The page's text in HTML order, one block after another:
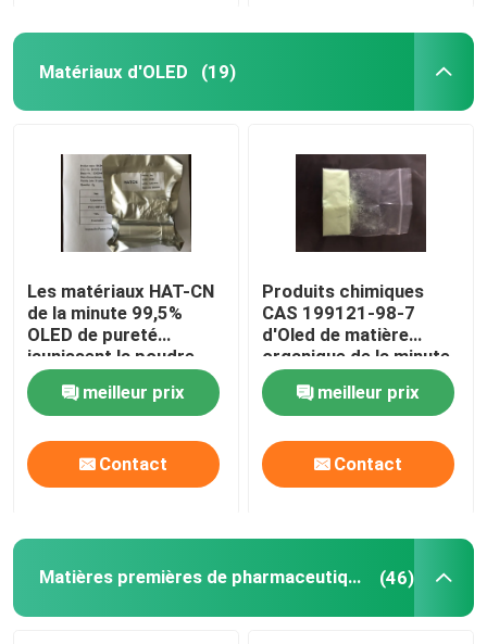
Matériaux d'OLED (19)
Les matériaux HAT-CN
de la minute 99,5%
OLED de pureté
jaunissent la poudre
CAS 105598-27-4
meilleur prix
Contact
Produits chimiques
CAS 199121-98-7
d'Oled de matière
organique de la minute
99% DNTPD Oled de
pureté meilleur prix
Contact
Matières premières de pharmaceutiques (46)